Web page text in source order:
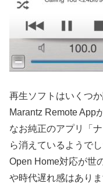
再生ソフトはいくつ
Marantz Remote App
なお純正のアプリ「
ら消えているようでし
Open Home対応が世
や時代遅れ感はあり